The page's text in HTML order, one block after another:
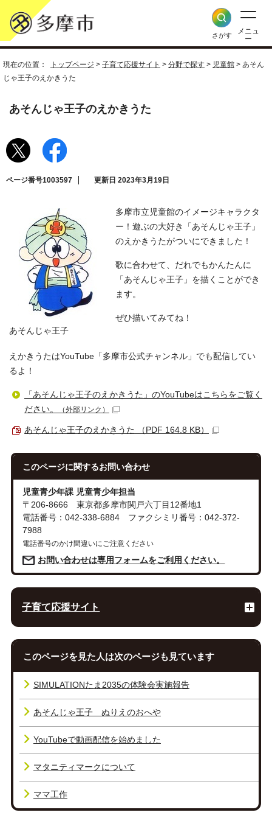
さがす
メニュ
ー
現在の位置： トップページ > 子育て応援サイト > 分野で探す > 児童館 > あそん
じゃ王子のえかきうた
あそんじゃ王子のえかきうた
ページ番号1003597 更新日 2023年3月19日
あそんじゃ王子
多摩市立児童館のイメージキャラクタ
ー！遊ぶの大好き「あそんじゃ王子」
のえかきうたがついにできました！
歌に合わせて、だれでもかんたんに
「あそんじゃ王子」を描くことができ
ます。
ぜひ描いてみてね！
えかきうたはYouTube「多摩市公式チャンネル」でも配信してい
るよ！
「あそんじゃ王子のえかきうた」のYouTubeはこちらをご覧く
ださい。
（外部リンク）
あそんじゃ王子のえかきうた （PDF 164.8 KB）
このページに関するお問い合わせ
児童青少年課 児童青少年担当
〒206-8666 東京都多摩市関戸六丁目12番地1
電話番号：042-338-6884 ファクシミリ番号：042-372-
7988
電話番号のかけ間違いにご注意ください
お問い合わせは専用フォームをご利用ください。
子育て応援サイト
このページを見た人は次のページも見ています
SIMULATIONたま2035の体験会実施報告
あそんじゃ王子 ぬりえのおへや
YouTubeで動画配信を始めました
マタニティマークについて
ママ工作